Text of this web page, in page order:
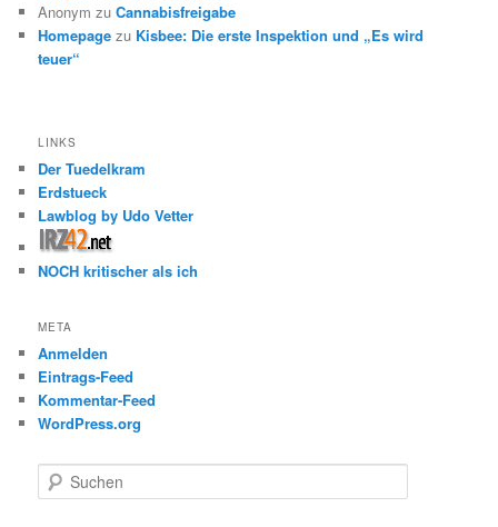
Anonym zuCannabisfreigabe
Homepage zu Kisbee: Die erste Inspektion und „Es wird
teuer“
LINKS
Der Tuedelkram
Erdstueck
Lawblog by Udo Vetter
NOCH kritischer als ich
META
Anmelden
Eintrags-Feed
Kommentar-Feed
WordPress.org
u